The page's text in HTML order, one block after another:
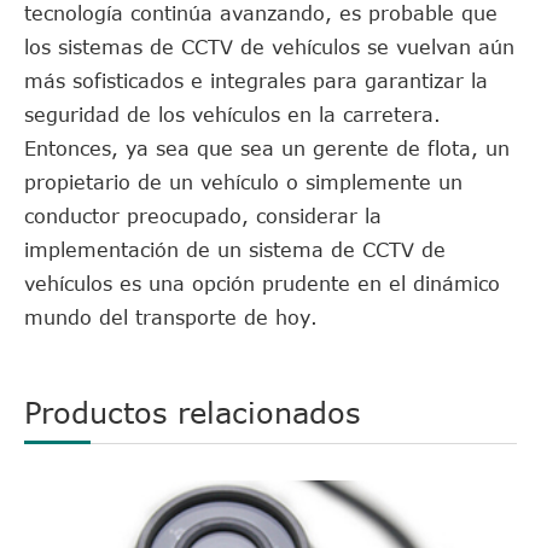
tecnología continúa avanzando, es probable que
los sistemas de CCTV de vehículos se vuelvan aún
más sofisticados e integrales para garantizar la
seguridad de los vehículos en la carretera.
Entonces, ya sea que sea un gerente de flota, un
propietario de un vehículo o simplemente un
conductor preocupado, considerar la
implementación de un sistema de CCTV de
vehículos es una opción prudente en el dinámico
mundo del transporte de hoy.
Productos relacionados